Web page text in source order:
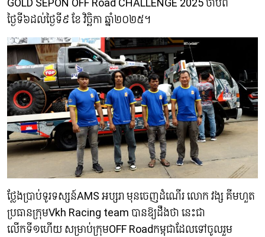
GOLD SEPON OFF Road CHALLENGE 2025 ចាប់ពី
ថ្ងៃទី៦ដល់ថ្ងៃទី៩ ខែ វិច្ឆិកា ឆ្នាំ២០២៥។
ថ្លែងប្រាប់ទូរទស្សន៍AMS អប្សរា មុនចេញដំណើរ លោក វង្ស គីមហួត
ប្រធានក្រុមVkh Racing team បានឱ្យដឹងថា នេះជា
លើកទី១ហើយ សម្រាប់ក្រុមOFF Roadកម្ពុជាដែលទៅចូលរួម